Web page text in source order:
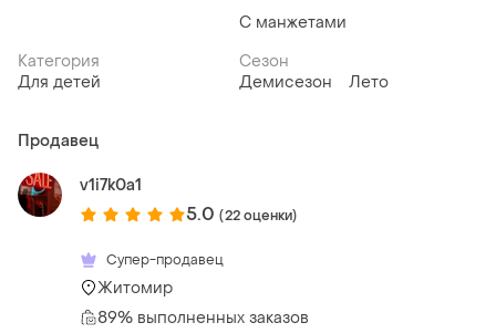
С манжетами
Категория
Для детей
Сезон
Демисезон
Лето
Продавец
v1i7k0a1
5.0 (22 оценки)
Супер-продавец
Житомир
89% выполненных заказов